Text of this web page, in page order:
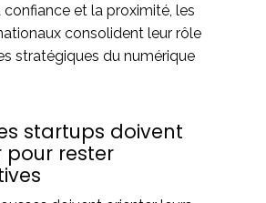
confiance et la proximité, les
consolident leur rôle
stratégiques du numérique
startups doivent
pour rester